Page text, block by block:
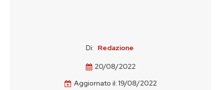
Di: Redazione
20/08/2022
Aggiornato il: 19/08/2022